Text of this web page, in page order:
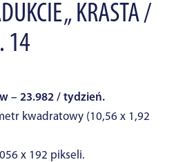
„ KRASTA /
14
– 23.982 / tydzień.
kwadratowy (10,56 x 1,92
x 192 pikseli.